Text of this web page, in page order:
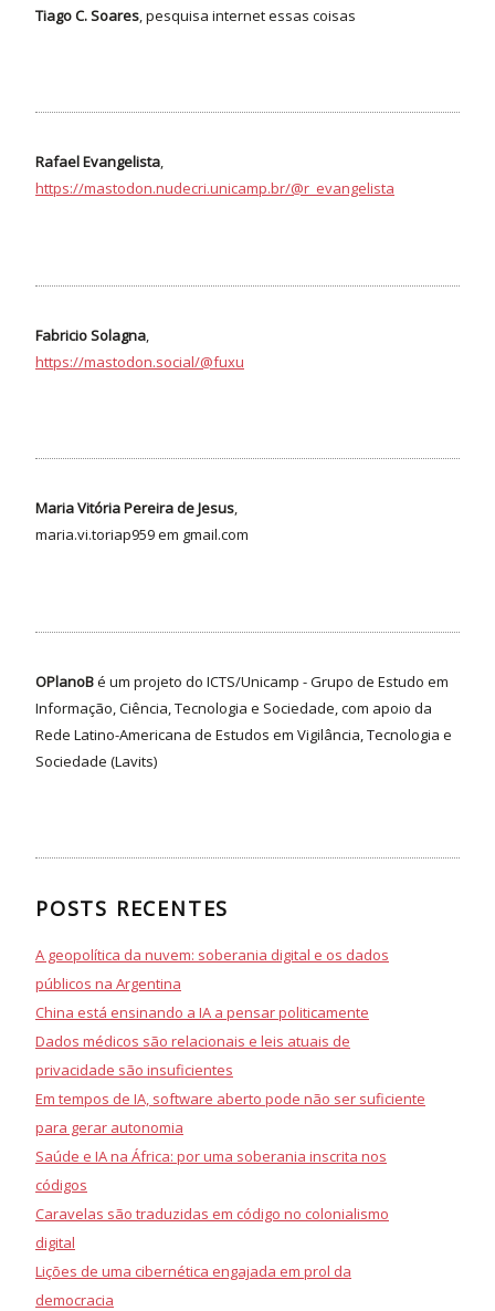
Tiago C. Soares, pesquisa internet essas coisas
Rafael Evangelista,
https://mastodon.nudecri.unicamp.br/@r_evangelista
Fabricio Solagna,
https://mastodon.social/@fuxu
Maria Vitória Pereira de Jesus,
maria.vi.toriap959 em gmail.com
OPlanoBé um projeto do ICTS/Unicamp - Grupo de Estudo em
Informação, Ciência, Tecnologia e Sociedade, com apoio da
Rede Latino-Americana de Estudos em Vigilância, Tecnologia e
Sociedade (Lavits)
POSTS RECENTES
A geopolítica da nuvem: soberania digital e os dados
públicos na Argentina
China está ensinando a IA a pensar politicamente
Dados médicos são relacionais e leis atuais de
privacidade são insuficientes
Em tempos de IA, software aberto pode não ser suficiente
para gerar autonomia
Saúde e IA na África: por uma soberania inscrita nos
códigos
Caravelas são traduzidas em código no colonialismo
digital
Lições de uma cibernética engajada em prol da
democracia